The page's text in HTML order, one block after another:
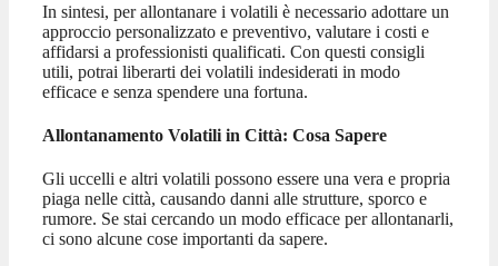
In sintesi, per allontanare i volatili è necessario adottare un
approccio personalizzato e preventivo, valutare i costi e
affidarsi a professionisti qualificati. Con questi consigli
utili, potrai liberarti dei volatili indesiderati in modo
efficace e senza spendere una fortuna.
Allontanamento Volatili in Città: Cosa Sapere
Gli uccelli e altri volatili possono essere una vera e propria
piaga nelle città, causando danni alle strutture, sporco e
rumore. Se stai cercando un modo efficace per allontanarli,
ci sono alcune cose importanti da sapere.